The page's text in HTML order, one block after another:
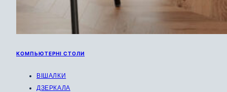
КОМПЬЮТЕРНІ СТОЛИ
ВІШАЛКИ
ДЗЕРКАЛА